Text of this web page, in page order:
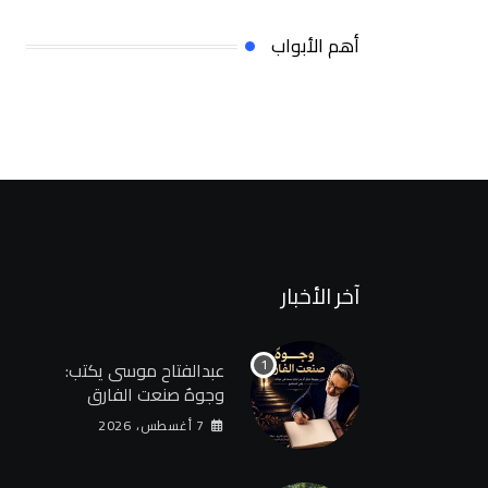
أهم الأبواب
آخر الأخبار
عبدالفتاح موسى يكتب:
وجوهٌ صنعت الفارق
7 أغسطس، 2026